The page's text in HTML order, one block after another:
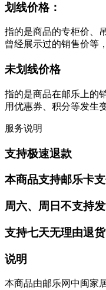
划线价格：
指的是商品的专柜价、
曾经展示过的销售价等
未划线价格
指的是商品在邮乐上的
用优惠券、积分等发生
服务说明
支持极速退款
本商品支持邮乐卡
周六、周日不支持
支持七天无理由退货
说明
本商品由邮乐网中闽家